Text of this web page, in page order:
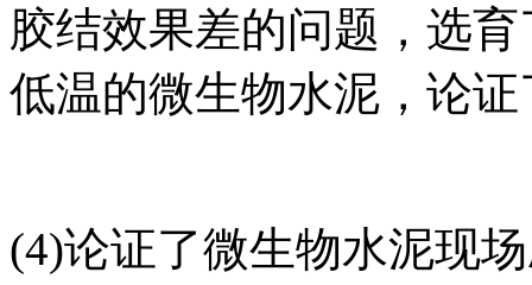
胶结效果差的问题，选
低温的微生物水泥，论
(4)论证了微生物水泥现